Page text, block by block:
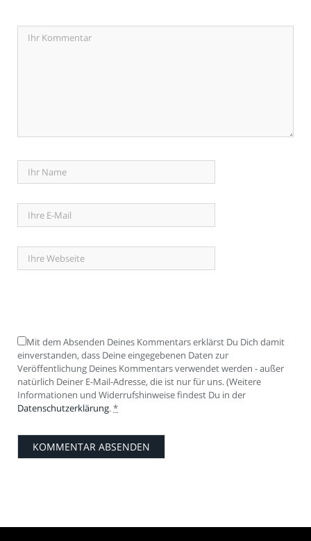
Mit dem Absenden Deines Kommentars erklärst Du Dich damit
einverstanden, dass Deine eingegebenen Daten zur
Veröffentlichung Deines Kommentars verwendet werden - außer
natürlich Deiner E-Mail-Adresse, die ist nur für uns. (Weitere
Informationen und Widerrufshinweise findest Du in der
Datenschutzerklärung.*